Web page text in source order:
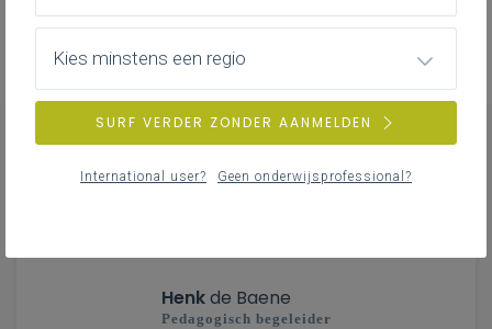
Henkde Baene
Pedagogisch begeleider
Kies minstens een regio
SURF VERDER ZONDER AANMELDEN
International user? Geen onderwijsprofessional?